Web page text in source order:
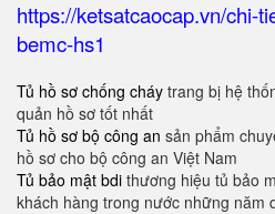
https://ketsatcaocap.vn/chi-
bemc-hs1
Tủ hồ sơ chống cháy trang bị hệ
quản hồ sơ tốt nhất
Tủ hồ sơ bộ công an sản phẩm
hồ sơ cho bộ công an Việt Nam
Tủ bảo mật bdi thương hiệu tủ bảo
khách hàng trong nước những năm